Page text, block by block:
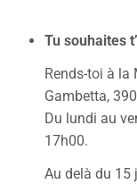
Tu souhaites
Rends-toi à
Gambetta,
Du lundi au
17h00.
Au delà du 15